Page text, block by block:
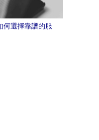
何選擇靠譜的服